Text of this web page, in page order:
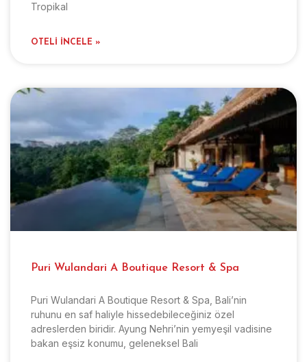
Tropikal
OTELI İNCELE »
Puri Wulandari A Boutique Resort & Spa
Puri Wulandari A Boutique Resort & Spa, Bali’nin
ruhunu en saf haliyle hissedebileceğiniz özel
adreslerden biridir. Ayung Nehri’nin yemyeşil vadisine
bakan eşsiz konumu, geleneksel Bali